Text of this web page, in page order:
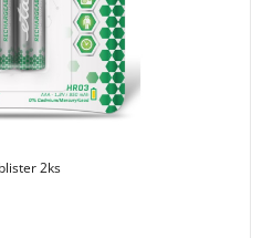
2ks